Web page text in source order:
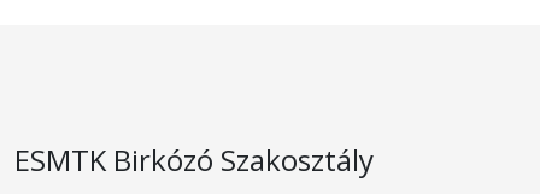
ESMTK Birkózó Szakosztály